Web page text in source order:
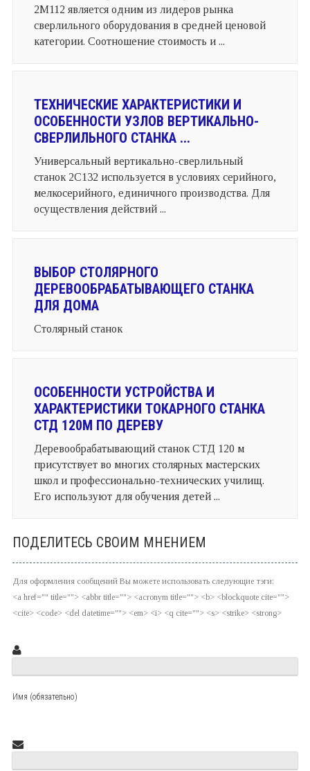
2М112 является одним из лидеров рынка
сверлильного оборудования в средней ценовой
категории. Соотношение стоимость и ...
ТЕХНИЧЕСКИЕ ХАРАКТЕРИСТИКИ И
ОСОБЕННОСТИ УЗЛОВ ВЕРТИКАЛЬНО-
СВЕРЛИЛЬНОГО СТАНКА ...
Универсальный вертикально-сверлильный
станок 2С132 используется в условиях серийного,
мелкосерийного, единичного производства. Для
осуществления действий ...
ВЫБОР СТОЛЯРНОГО
ДЕРЕВООБРАБАТЫВАЮЩЕГО СТАНКА
ДЛЯ ДОМА
Столярный станок
ОСОБЕННОСТИ УСТРОЙСТВА И
ХАРАКТЕРИСТИКИ ТОКАРНОГО СТАНКА
СТД 120М ПО ДЕРЕВУ
Деревообрабатывающий станок СТД 120 м
присутствует во многих столярных мастерских
школ и профессионально-технических училищ.
Его используют для обучения детей ...
ПОДЕЛИТЕСЬ СВОИМ МНЕНИЕМ
Для оформления сообщений Вы можете использовать следующие тэги:
<a href="" title=""> <abbr title=""> <acronym title=""> <b> <blockquote cite="">
<cite> <code> <del datetime=""> <em> <i> <q cite=""> <s> <strike> <strong>
Имя (обязательно)